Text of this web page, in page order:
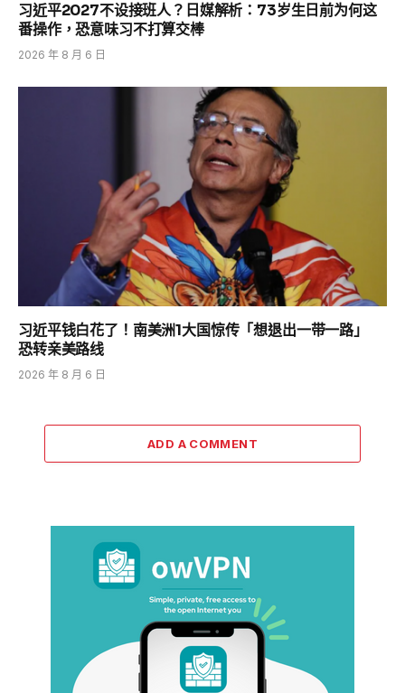
习近平2027不设接班人？日媒解析：73岁生日前为何这
番操作，恐意味习不打算交棒
2026 年 8 月 6 日
习近平钱白花了！南美洲1大国惊传「想退出一带一路」
恐转亲美路线
2026 年 8 月 6 日
ADD A COMMENT